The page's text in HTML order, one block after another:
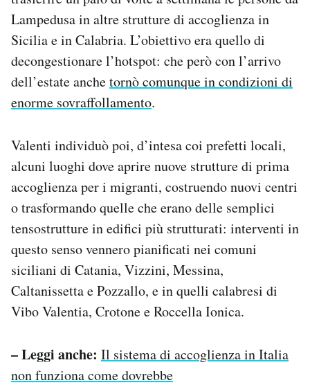
Lampedusa in altre strutture di accoglienza in
Sicilia e in Calabria. L’obiettivo era quello di
decongestionare l’hotspot: che però con l’arrivo
dell’estate anchetornò comunque in condizioni di
enorme sovraffollamento.
Valenti individuò poi, d’intesa coi prefetti locali,
alcuni luoghi dove aprire nuove strutture di prima
accoglienza per i migranti, costruendo nuovi centri
o trasformando quelle che erano delle semplici
tensostrutture in edifici più strutturati: interventi in
questo senso vennero pianificati nei comuni
siciliani di Catania, Vizzini, Messina,
Caltanissetta e Pozzallo, e in quelli calabresi di
Vibo Valentia, Crotone e Roccella Ionica.
– Leggi anche: Il sistema di accoglienza in Italia
non funziona come dovrebbe